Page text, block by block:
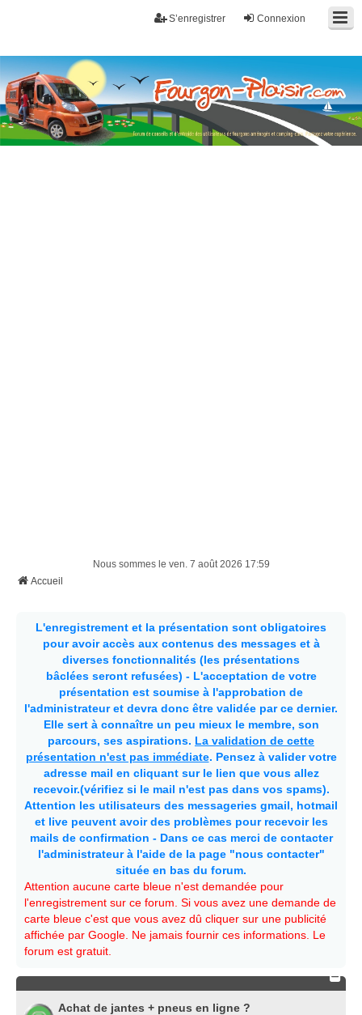
Connexion
S’enregistrer
Fourgon-plaisir.com
Forum de conseils et d'entraide des utilisateurs de fourgons, fourgons
aménagés, vans et de camping-car. Partagez votre expérience.
Nous sommes le ven. 7 août 2026 17:59
Accueil
L'enregistrement et la présentation sont obligatoires
pour avoir accès aux contenus des messages et à
diverses fonctionnalités (les présentations
bâclées seront refusées) - L'acceptation de votre
présentation est soumise à l'approbation de
l'administrateur et devra donc être validée par ce dernier.
Elle sert à connaître un peu mieux le membre, son
parcours, ses aspirations. La validation de cette
présentation n'est pas immédiate. Pensez à valider votre
adresse mail en cliquant sur le lien que vous allez
recevoir.(vérifiez si le mail n'est pas dans vos spams).
Attention les utilisateurs des messageries gmail, hotmail
et live peuvent avoir des problèmes pour recevoir les
mails de confirmation - Dans ce cas merci de contacter
l'administrateur à l'aide de la page "nous contacter"
située en bas du forum.
Attention aucune carte bleue n'est demandée pour
l'enregistrement sur ce forum. Si vous avez une demande de
carte bleue c'est que vous avez dû cliquer sur une publicité
affichée par Google. Ne jamais fournir ces informations. Le
forum est gratuit.
Achat de jantes + pneus en ligne ?